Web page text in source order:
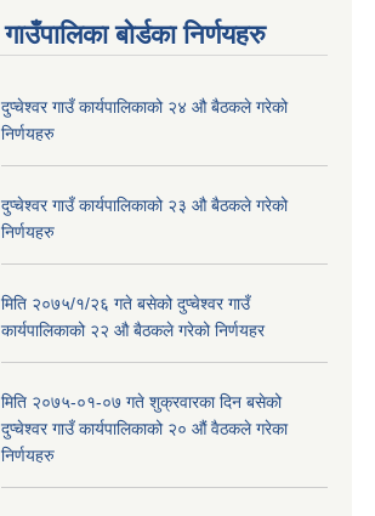
गाउँपालिका बोर्डका निर्णयहरु
दुप्चेश्वर गाउँ कार्यपालिकाको २४ औ बैठकले गरेको
निर्णयहरु
दुप्चेश्वर गाउँ कार्यपालिकाको २३ औ बैठकले गरेको
निर्णयहरु
मिति २०७५/१/२६ गते बसेको दुप्चेश्वर गाउँ
कार्यपालिकाको २२ औ बैठकले गरेको निर्णयहर
मिति २०७५-०१-०७ गते शुक्रवारका दिन बसेको
दुप्चेश्वर गाउँ कार्यपालिकाको २० औं वैठकले गरेका
निर्णयहरु